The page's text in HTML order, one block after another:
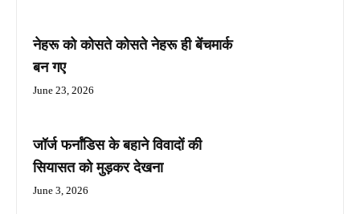
नेहरू को कोसते कोसते नेहरू ही बेंचमार्क
बन गए
June 23, 2026
जॉर्ज फर्नांडिस के बहाने विवादों की
सियासत को मुड़कर देखना
June 3, 2026